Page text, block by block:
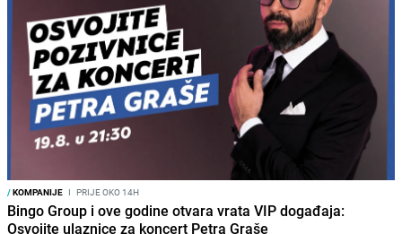
/KOMPANIJE I PRIJE OKO 14H
Bingo Group i ove godine otvara vrata VIP događaja:
Osvojite ulaznice za koncert Petra Graše